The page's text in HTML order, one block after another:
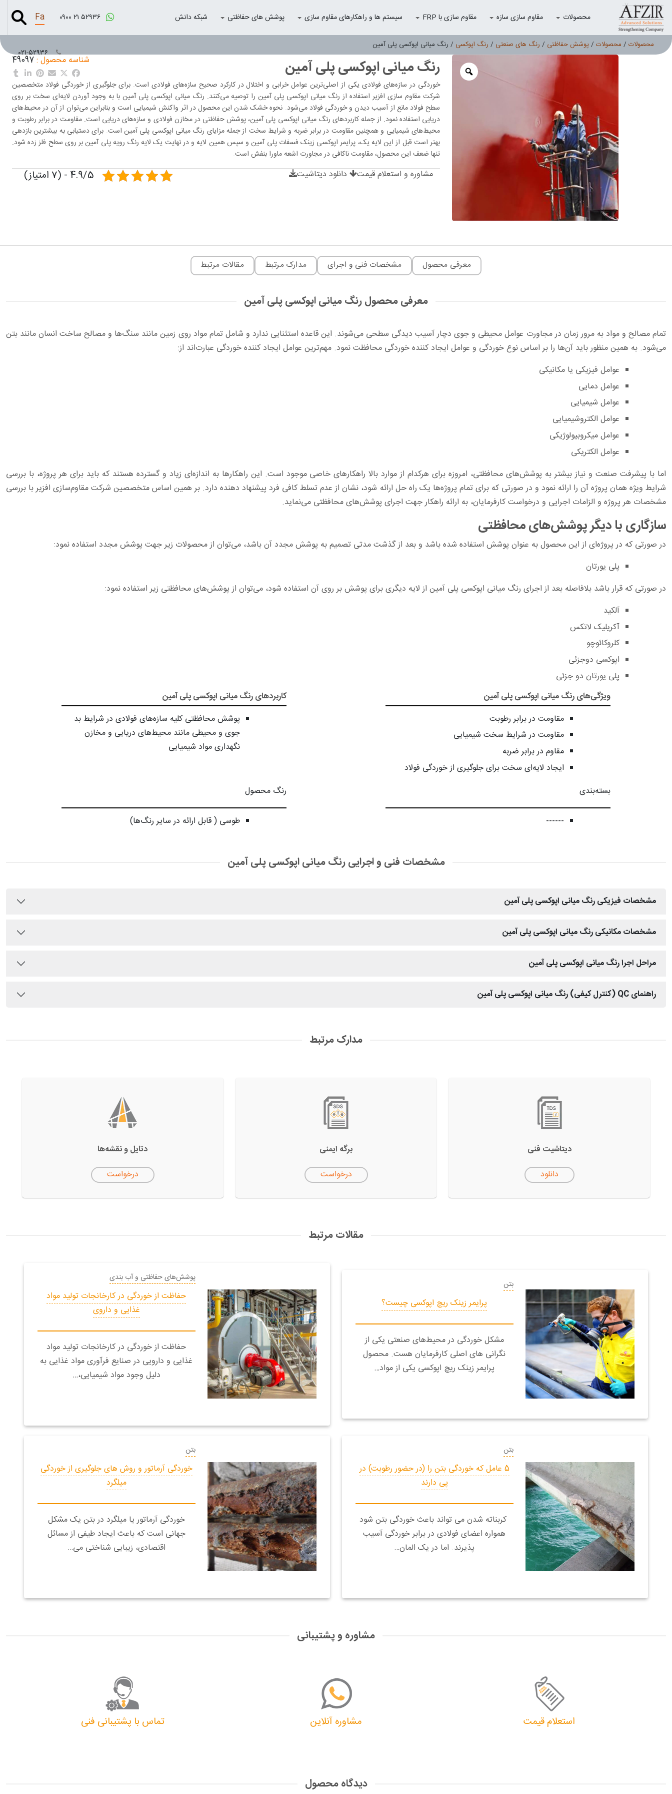
Fa محصولات مقاوم سازی سازه مقاوم سازی با FRP سیستم ها و راهکارهای مقاوم سازی پوشش های حفاظتی شبکه دانش ۰۹۰۰ ۲۱ ۵۲۹۳۶
۰۲۱-۵۲۹۳۶
محصولات / محصولات / پوشش حفاظتی / رنگ های صنعتی / رنگ اپوکسی / رنگ میانی اپوکسی پلی آمین
رنگ میانی اپوکسی پلی آمین شناسه محصول :49097
خوردگی در سازه‌های فولادی یکی از اصلی‌ترین عوامل خرابی و اختلال در کارکرد صحیح سازه‌های فولادی است. برای جلوگیری از خوردگی فولاد متخصصین
شرکت مقاوم سازی افزیر استفاده از رنگ میانی اپوکسی پلی آمین را توصیه می‌کنند. رنگ میانی اپوکسی پلی آمین با به وجود آوردن لایه‌ای سخت بر روی
سطح فولاد مانع از آسیب دیدن و خوردگی فولاد می‌شود. نحوه خشک شدن این محصول در اثر واکنش شیمیایی است و بنابراین می‌توان از آن در محیط‌های
دریایی استفاده نمود. از جمله کاربردهای رنگ میانی اپوکسی پلی آمین، پوشش حفاظتی در مخازن فولادی و سازه‌های دریایی است. مقاومت در برابر رطوبت و
محیط‌های شیمیایی و همچنین مقاومت در برابر ضربه و شرایط سخت از جمله مزایای رنگ میانی اپوکسی پلی آمین است. برای دستیابی به بیشترین بازدهی
بهتر است قبل از این لایه یک، پرایمر اپوکسی زینک فسفات پلی آمین و سپس همین لایه و در نهایت یک لایه رنگ رویه پلی آمین بر روی سطح فلز زده شود.
تنها ضعف این محصول، مقاومت ناکافی در مجاورت اشعه ماورا بنفش است.
مشاوره و استعلام قیمت دانلود دیتاشیت 4.9/5 - (7 امتیاز)
معرفی محصول مشخصات فنی و اجرای مدارک مرتبط مقالات مرتبط
معرفی محصول رنگ میانی اپوکسی پلی آمین
تمام مصالح و مواد به مرور زمان در مجاورت عوامل محیطی و جوی دچار آسیب دیدگی سطحی می‌شوند. این قاعده استثنایی ندارد و شامل تمام مواد روی زمین مانند سنگ‌ها و مصالح ساخت انسان مانند بتن
می‌شود. به همین منظور باید آن‌ها را بر اساس نوع خوردگی و عوامل ایجاد کننده خوردگی محافظت نمود. مهم‌ترین عوامل ایجاد کننده خوردگی عبارت‌اند از:
عوامل فیزیکی یا مکانیکی
عوامل دمایی
عوامل شیمیایی
عوامل الکتروشیمیایی
عوامل میکروبیولوژیکی
عوامل الکتریکی
اما با پیشرفت صنعت و نیاز بیشتر به پوشش‌های محافظتی، امروزه برای هرکدام از موارد بالا راهکارهای خاصی موجود است. این راهکارها به اندازه‌ای زیاد و گسترده هستند که باید برای هر پروژه، با بررسی
شرایط ویژه همان پروژه آن را ارائه نمود و در صورتی که برای تمام پروژه‌ها یک راه حل ارائه شود، نشان از عدم تسلط کافی فرد پیشنهاد دهنده دارد. بر همین اساس متخصصین شرکت مقاوم‌سازی افزیر با بررسی
مشخصات هر پروژه و الزامات اجرایی و درخواست کارفرمایان، به ارائه راهکار جهت اجرای پوشش‌های محافظتی می‌نماید.
سازگاری با دیگر پوشش‎‌های محافظتی
در صورتی که در پروژه‌ای از این محصول به عنوان پوشش استفاده شده باشد و بعد از گذشت مدتی تصمیم به پوشش مجدد آن باشد، می‌توان از محصولات زیر جهت پوشش مجدد استفاده نمود:
پلی یورتان
در صورتی که قرار باشد بلافاصله بعد از اجرای رنگ میانی اپوکسی پلی آمین از لایه دیگری برای پوشش بر روی آن استفاده شود، می‌توان از پوشش‌های محافظتی زیر استفاده نمود:
آلکید
آکریلیک لاتکس
کلروکائوچو
اپوکسی دوجزئی
پلی یورتان دو جزئی
ویژگی‌های رنگ میانی اپوکسی پلی آمین
مقاومت در برابر رطوبت
مقاومت در شرایط سخت شیمیایی
مقاوم در برابر ضربه
ایجاد لایه‌ای سخت برای جلوگیری از خوردگی فولاد
کاربردهای رنگ میانی اپوکسی پلی آمین
پوشش محافظتی کلیه سازه‌های فولادی در شرایط بد
جوی و محیطی مانند محیط‌های دریایی و مخازن
نگهداری مواد شیمیایی
بسته‌بندی
------
رنگ محصول
طوسی ( قابل ارائه در سایر رنگ‌ها)
مشخصات فنی و اجرایی رنگ میانی اپوکسی پلی آمین
مشخصات فیزیکی رنگ میانی اپوکسی پلی آمین
مشخصات مکانیکی رنگ میانی اپوکسی پلی آمین
مراحل اجرا رنگ میانی اپوکسی پلی آمین
راهنمای QC (کنترل کیفی) رنگ میانی اپوکسی پلی آمین
مدارک مرتبط
دیتاشیت فنی
دانلود
برگه ایمنی
درخواست
دتایل‌ و نقشه‌ها
درخواست
مقالات مرتبط
بتن
پرایمر زینک ریچ اپوکسی چیست؟
مشکل خوردگی در محیط‌های صنعتی یکی از
نگرانی های اصلی کارفرمایان هست. محصول
پرایمر زینک ریچ اپوکسی یکی از مواد…
پوشش‌های حفاظتی و آب بندی
حفاظت از خوردگی در کارخانجات تولید مواد
غذایی و داروی
حفاظت از خوردگی در کارخانجات تولید مواد
غذایی و دارویی در صنایع فرآوری مواد غذایی به
دلیل وجود مواد شیمیایی،…
بتن
5 عامل که خوردگی بتن را (در حضور رطوبت) در
پی دارند
کربناته شدن می تواند باعث خوردگی بتن شود
همواره اعضای فولادی در برابر خوردگی‌ آسیب
پذیرند. اما در یک المان…
بتن
خوردگی آرماتور و روش های جلوگیری از خوردگی
میلگرد
خوردگی آرماتور یا میلگرد در بتن یک مشکل
جهانی است که باعث ایجاد طیفی از مسائل
اقتصادی، زیبایی شناختی می…
مشاوره و پشتیبانی
استعلام قیمت مشاوره آنلاین تماس با پشتیبانی فنی
دیدگاه محصول